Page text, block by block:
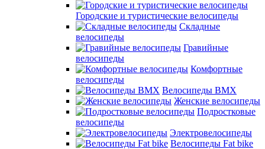
Городские и туристические велосипеды
Складные
велосипеды
Гравийные
велосипеды
Комфортные
велосипеды
Велосипеды BMX
Женские велосипеды
Подростковые
велосипеды
Электровелосипеды
Велосипеды Fat bike